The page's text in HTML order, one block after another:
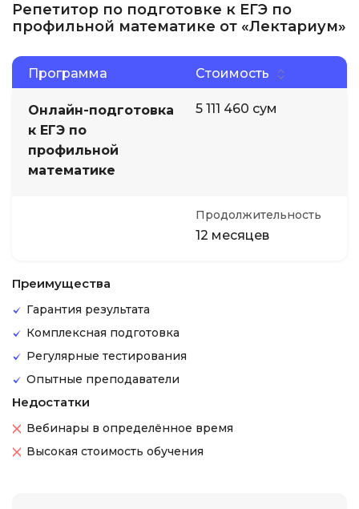
Репетитор по подготовке к ЕГЭ по
профильной математике от «Лектариум»
Программа Стоимость
Онлайн-подготовка
к ЕГЭ по
профильной
математике
5 111 460 сум
Продолжительность
12 месяцев
Преимущества
Гарантия результата
Комплексная подготовка
Регулярные тестирования
Опытные преподаватели
Недостатки
Вебинары в определённое время
Высокая стоимость обучения